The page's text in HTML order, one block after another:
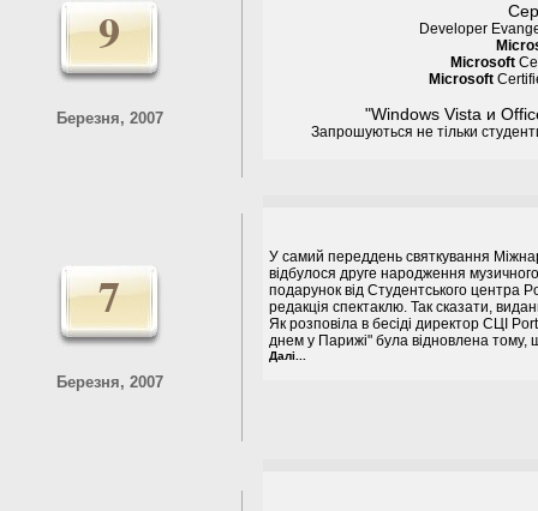
9
Березня, 2007
Developer
Microsoft
Microsoft
"Windows Vista и
Запрошуються не тільки
7
Березня, 2007
У самий переддень святкування
відбулося друге народження
подарунок від Студентського центра
редакція спектаклю. Так сказати,
Як розповіла в бесіді директор СЦІ
днем у Парижі" була відновлена тому,
Далі...